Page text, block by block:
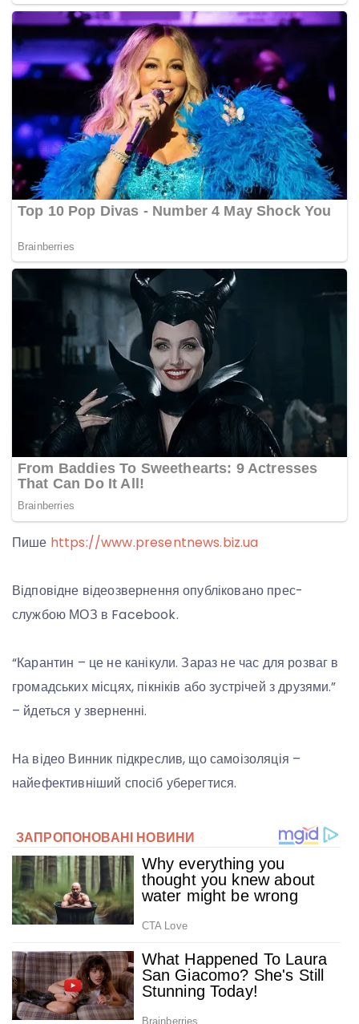
Пише https://www.presentnews.biz.ua
Відповідне відеозвернення опубліковано прес-
службою МОЗ в Facebook.
“Карантин – це не канікули. Зараз не час для розваг в
громадських місцях, пікніків або зустрічей з друзями.”
– йдеться у зверненні.
На відео Винник підкреслив, що самоізоляція –
найефективніший спосіб уберегтися.